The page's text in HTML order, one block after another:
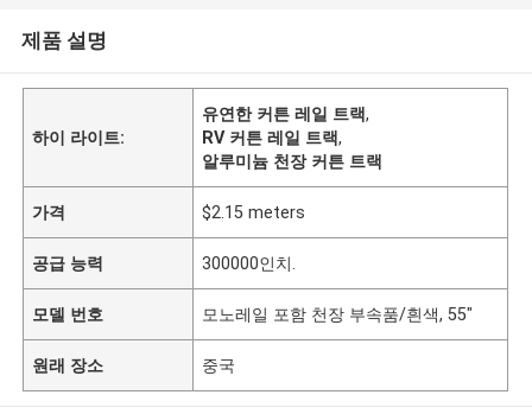
제품 설명
하이 라이트:
유연한 커튼 레일 트랙,
RV 커튼 레일 트랙,
알루미늄 천장 커튼 트랙
가격 $2.15 meters
공급 능력 300000인치.
모델 번호 모노레일 포함 천장 부속품/흰색, 55"
원래 장소 중국